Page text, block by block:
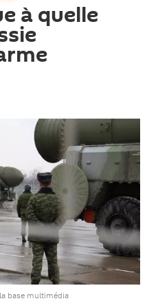
à quelle
base multimédia